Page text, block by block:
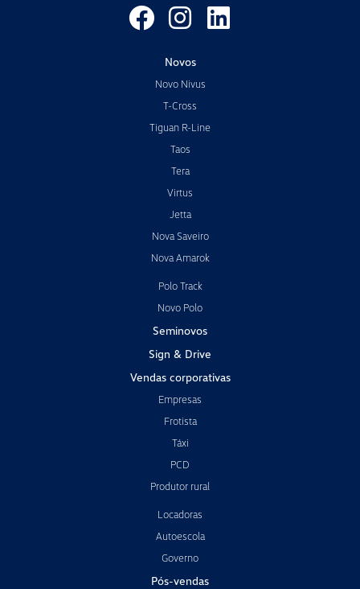
Novos
Novo Nivus
T-Cross
Tiguan R-Line
Taos
Tera
Virtus
Jetta
Nova Saveiro
Nova Amarok
Polo Track
Novo Polo
Seminovos
Sign & Drive
Vendas corporativas
Empresas
Frotista
Táxi
PCD
Produtor rural
Locadoras
Autoescola
Governo
Pós-vendas